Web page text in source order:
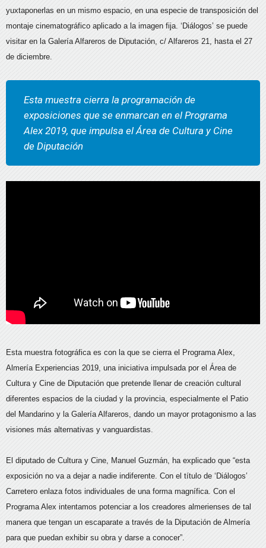
yuxtaponerlas en un mismo espacio, en una especie de transposición del
montaje cinematográfico aplicado a la imagen fija. ‘Diálogos’ se puede
visitar en la Galería Alfareros de Diputación, c/ Alfareros 21, hasta el 27
de diciembre.
Esta muestra cierra la programación de
exposiciones que se enmarcan en el Programa
Alex 2019, que impulsa el Área de Cultura y Cine
de Diputación
Esta muestra fotográfica es con la que se cierra el Programa Alex,
Almería Experiencias 2019, una iniciativa impulsada por el Área de
Cultura y Cine de Diputación que pretende llenar de creación cultural
diferentes espacios de la ciudad y la provincia, especialmente el Patio
del Mandarino y la Galería Alfareros, dando un mayor protagonismo a las
visiones más alternativas y vanguardistas.
El diputado de Cultura y Cine, Manuel Guzmán, ha explicado que “esta
exposición no va a dejar a nadie indiferente. Con el título de ‘Diálogos’
Carretero enlaza fotos individuales de una forma magnífica. Con el
Programa Alex intentamos potenciar a los creadores almerienses de tal
manera que tengan un escaparate a través de la Diputación de Almería
para que puedan exhibir su obra y darse a conocer”.